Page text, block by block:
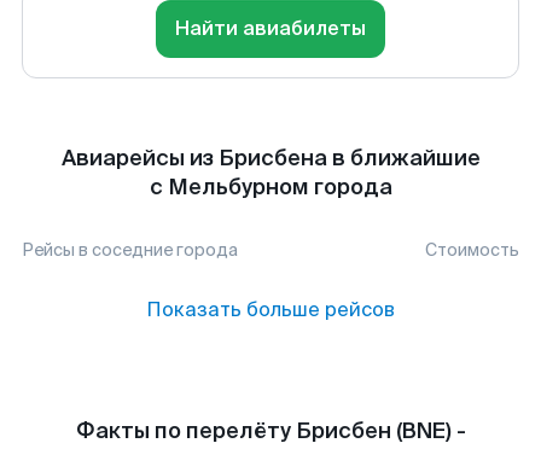
Найти авиабилеты
Авиарейсы из Брисбена в ближайшие
с Мельбурном города
Рейсы в соседние города Стоимость
Показать больше рейсов
Факты по перелёту Брисбен (BNE) -